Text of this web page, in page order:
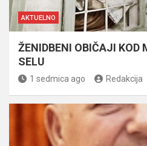
AKTUELNO
ŽENIDBENI OBIČAJI KOD
SELU
1 sedmica ago Redakcija